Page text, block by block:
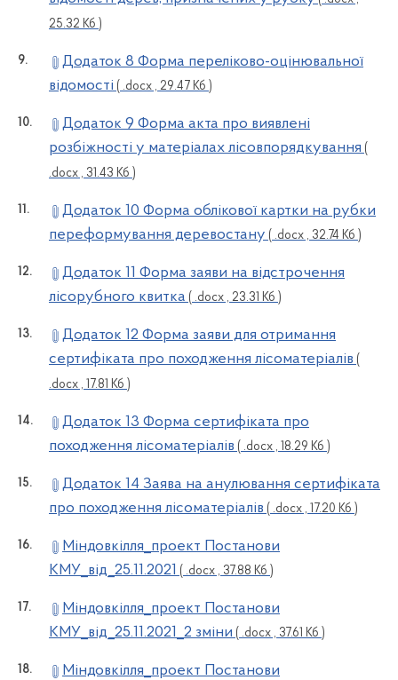
25.32 Кб )
Додаток 8 Форма переліково-оцінювальної
відомості ( .docx , 29.47 Кб )
Додаток 9 Форма акта про виявлені
розбіжності у матеріалах лісовпорядкування (
.docx , 31.43 Кб )
Додаток 10 Форма облікової картки на рубки
переформування деревостану ( .docx , 32.74 Кб )
Додаток 11 Форма заяви на відстрочення
лісорубного квитка ( .docx , 23.31 Кб )
Додаток 12 Форма заяви для отримання
сертифіката про походження лісоматеріалів (
.docx , 17.81 Кб )
Додаток 13 Форма сертифіката про
походження лісоматеріалів ( .docx , 18.29 Кб )
Додаток 14 Заява на анулювання сертифіката
про походження лісоматеріалів ( .docx , 17.20 Кб )
Міндовкілля_проект Постанови
КМУ_від_25.11.2021 ( .docx , 37.88 Кб )
Міндовкілля_проект Постанови
КМУ_від_25.11.2021_2 зміни ( .docx , 37.61 Кб )
Міндовкілля_проект Постанови